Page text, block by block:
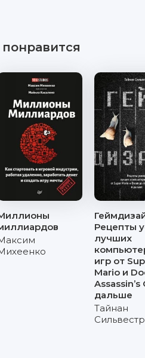
Рецепты
лучших
игр от
Mario и
дальше
Тайнан
Сильвестр